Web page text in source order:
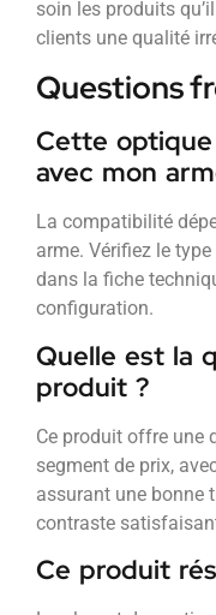
soin les produits
clients une qualité
Questions
Cette
avec mon
La compatibilité
arme. Vérifiez le
dans la fiche
configuration.
Quelle est la
produit ?
Ce produit offre une
segment de prix,
assurant une bonne
contraste
Ce produit